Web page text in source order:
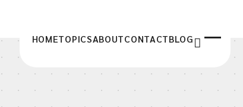
HOMETOPICSABOUTCONTACTBLOG